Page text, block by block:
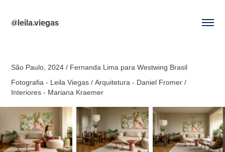
@leila.viegas
São Paulo, 2024 / Fernanda Lima para Westwing Brasil
Fotografia - Leila Viegas / Arquitetura - Daniel Fromer /
Interiores - Mariana Kraemer